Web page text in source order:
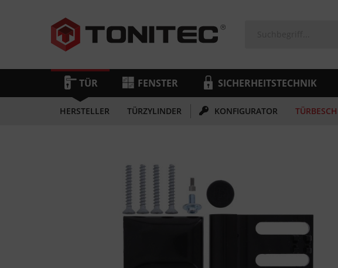
TÜR
HERSTELLER TÜRZYLINDER KONFIGURATOR
FENSTER SICHERHEITSTECHNIK